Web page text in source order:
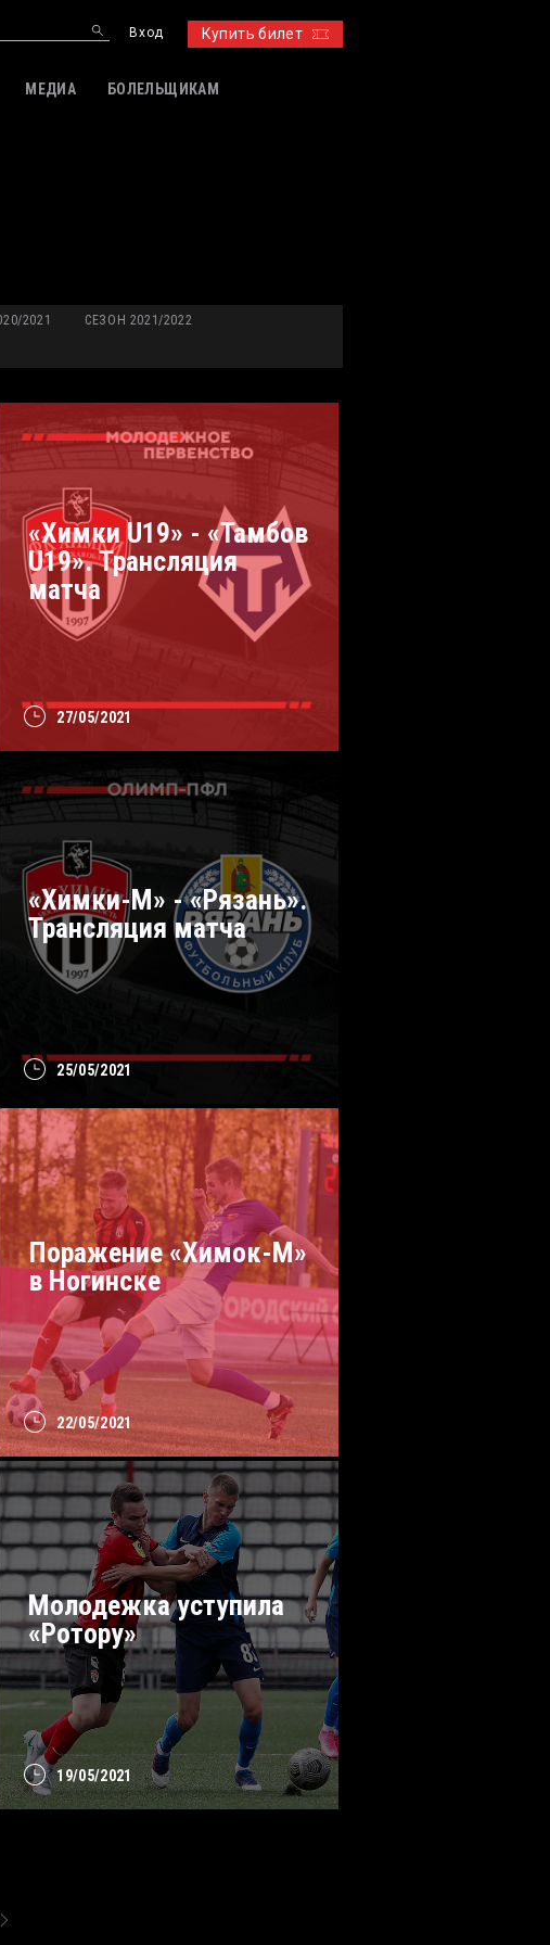
Купить билет
Вход
МЕДИА БОЛЕЛЬЩИКАМ
2021 СЕЗОН 2021/2022
27/05/2021
«Химки U19» - «Тамбов
U19». Трансляция
матча
25/05/2021
«Химки-М» - «Рязань».
Трансляция матча
22/05/2021
Поражение «Химок-М»
в Ногинске
19/05/2021
Молодежка уступила
«Ротору»